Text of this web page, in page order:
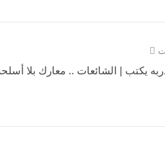
يكتب | الشائعات .. معارك بلا